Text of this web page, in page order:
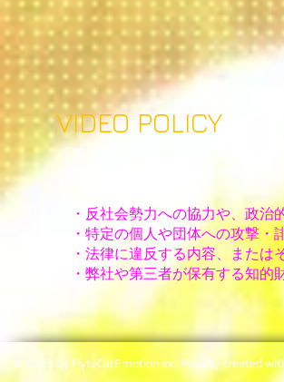
VIDEO POLICY
『無刃刀 -真打-』は、以下に該当
（非営利・収益化は問わず、著
・反社会勢力への協力や、政治
・特定の個人や団体への攻撃・
・法律に違反する内容、または
・弊社や第三者が保有する知的
© 2023 by FlyteCatEmotion Inc. Proudly created